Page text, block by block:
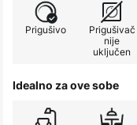
Prigušivo
Prigušivač
nije
uključen
Idealno za ove sobe